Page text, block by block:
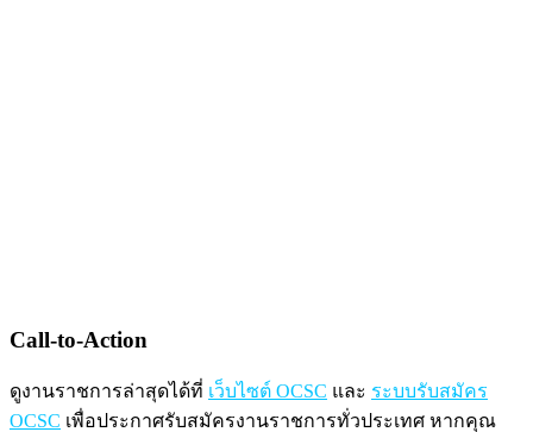
Call-to-Action
ดูงานราชการล่าสุดได้ที่ เว็บไซต์ OCSC และ ระบบรับสมัคร
OCSC เพื่อประกาศรับสมัครงานราชการทั่วประเทศ หากคุณ